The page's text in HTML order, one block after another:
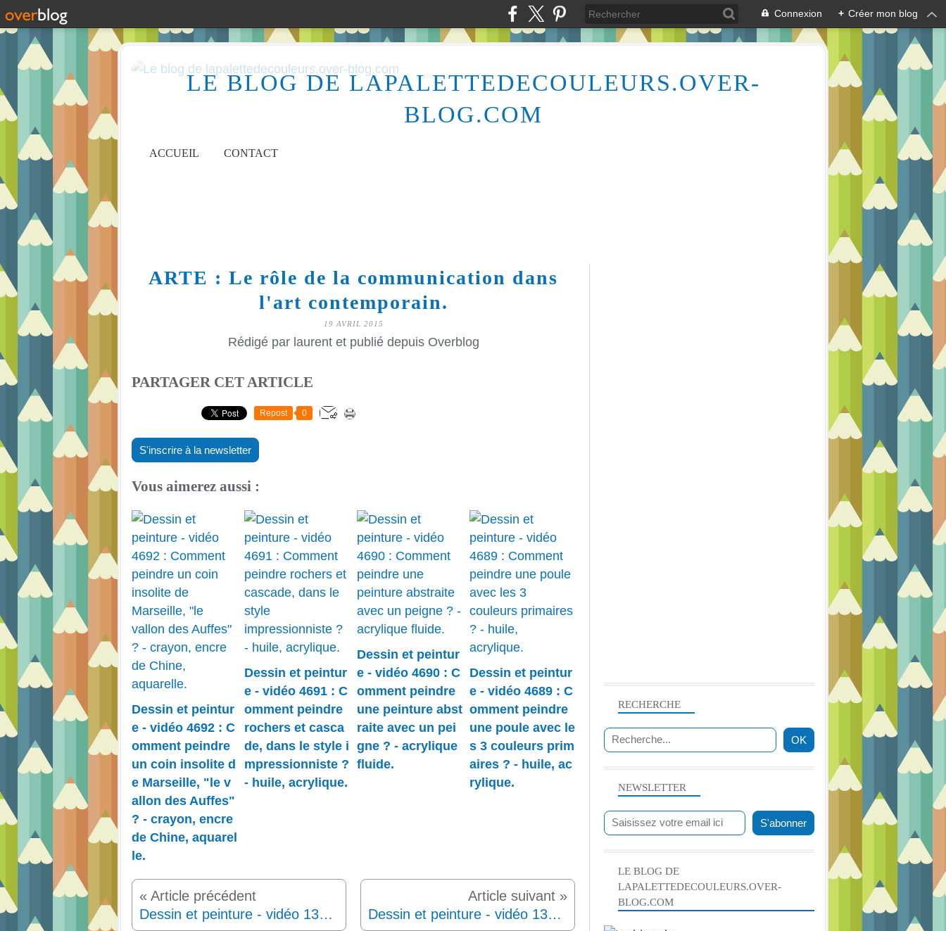
Connexion + Créer mon blog
LE BLOG DE LAPALETTEDECOULEURS.OVER-
BLOG.COM
ACCUEIL CONTACT
ARTE : Le rôle de la communication dans
l'art contemporain.
19 AVRIL 2015
Rédigé par laurent et publié depuis Overblog
PARTAGER CET ARTICLE
Repost 0
S'inscrire à la newsletter
Vous aimerez aussi :
Dessin et peintur
e - vidéo 4692 : C
omment peindre
un coin insolite d
e Marseille, "le v
allon des Auffes"
? - crayon, encre
de Chine, aquarel
le.
Dessin et peintur
e - vidéo 4691 : C
omment peindre
rochers et casca
de, dans le style i
mpressionniste ?
- huile, acrylique.
Dessin et peintur
e - vidéo 4690 : C
omment peindre
une peinture abst
raite avec un pei
gne ? - acrylique
fluide.
Dessin et peintur
e - vidéo 4689 : C
omment peindre
une poule avec le
s 3 couleurs prim
aires ? - huile, ac
rylique.
Dessin et peinture - vidéo 1367 : Comment s'y retrouver dans le format des toiles ? Dessin et peinture - vidéo 1368 : Un portrait féminin dessiné de profil.
NEWSLETTER
RECHERCHE
LE BLOG DE
LAPALETTEDECOULEURS.OVER-
BLOG.COM